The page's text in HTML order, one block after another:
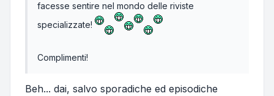
facesse sentire nel mondo delle riviste
specializzate!
Complimenti!
Beh... dai, salvo sporadiche ed episodiche